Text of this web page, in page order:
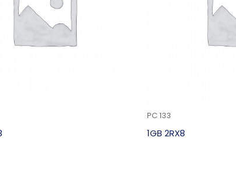
PC 133
1GB 2RX8